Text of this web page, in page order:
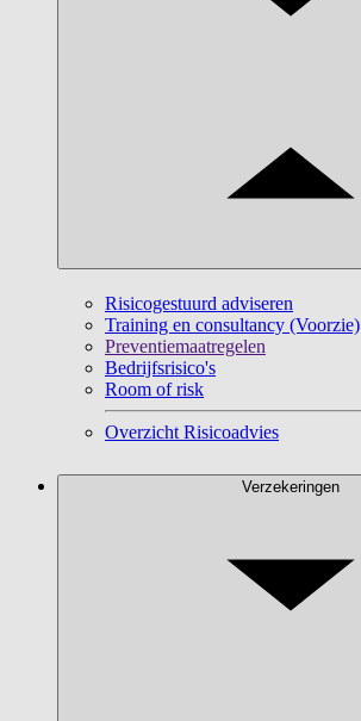
Risicogestuurd adviseren
Training en consultancy (Voorzie)
Preventiemaatregelen
Bedrijfsrisico's
Room of risk
Overzicht Risicoadvies
Verzekeringen